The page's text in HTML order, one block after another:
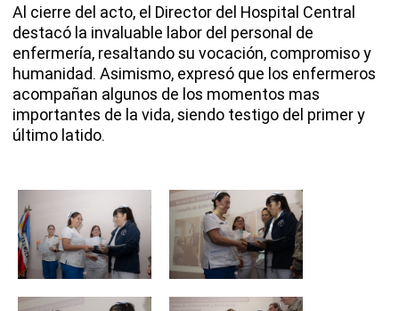
Al cierre del acto, el Director del Hospital Central
destacó la invaluable labor del personal de
enfermería, resaltando su vocación, compromiso y
humanidad. Asimismo, expresó que los enfermeros
acompañan algunos de los momentos mas
importantes de la vida, siendo testigo del primer y
último latido.